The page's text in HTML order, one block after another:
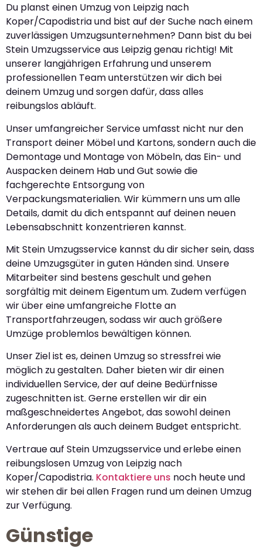
Du planst einen Umzug von Leipzig nach
Koper/Capodistria und bist auf der Suche nach einem
zuverlässigen Umzugsunternehmen? Dann bist du bei
Stein Umzugsservice aus Leipzig genau richtig! Mit
unserer langjährigen Erfahrung und unserem
professionellen Team unterstützen wir dich bei
deinem Umzug und sorgen dafür, dass alles
reibungslos abläuft.
Unser umfangreicher Service umfasst nicht nur den
Transport deiner Möbel und Kartons, sondern auch die
Demontage und Montage von Möbeln, das Ein- und
Auspacken deinem Hab und Gut sowie die
fachgerechte Entsorgung von
Verpackungsmaterialien. Wir kümmern uns um alle
Details, damit du dich entspannt auf deinen neuen
Lebensabschnitt konzentrieren kannst.
Mit Stein Umzugsservice kannst du dir sicher sein, dass
deine Umzugsgüter in guten Händen sind. Unsere
Mitarbeiter sind bestens geschult und gehen
sorgfältig mit deinem Eigentum um. Zudem verfügen
wir über eine umfangreiche Flotte an
Transportfahrzeugen, sodass wir auch größere
Umzüge problemlos bewältigen können.
Unser Ziel ist es, deinen Umzug so stressfrei wie
möglich zu gestalten. Daher bieten wir dir einen
individuellen Service, der auf deine Bedürfnisse
zugeschnitten ist. Gerne erstellen wir dir ein
maßgeschneidertes Angebot, das sowohl deinen
Anforderungen als auch deinem Budget entspricht.
Vertraue auf Stein Umzugsservice und erlebe einen
reibungslosen Umzug von Leipzig nach
Koper/Capodistria. Kontaktiere uns noch heute und
wir stehen dir bei allen Fragen rund um deinen Umzug
zur Verfügung.
Günstige